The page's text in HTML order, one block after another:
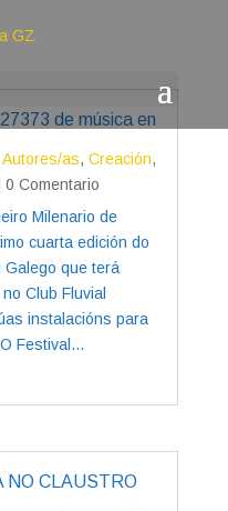
de música en
Autores/as, Creación,
| 0 Comentario
Milenario de
cuarta edición do
Galego que terá
Club Fluvial
instalacións para
Festival...
NO CLAUSTRO